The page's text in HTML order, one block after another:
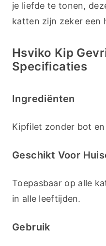
je liefde te tonen,
katten zijn zeker een
Hsviko Kip
Specificaties
Ingrediënten
Kipfilet zonder bot en
Geschikt Voor
Toepasbaar op alle
in alle leeftijden.
Gebruik